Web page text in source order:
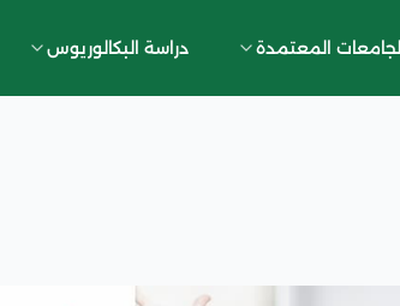
الجامعات المعتمدة دراسة البكالوريوس